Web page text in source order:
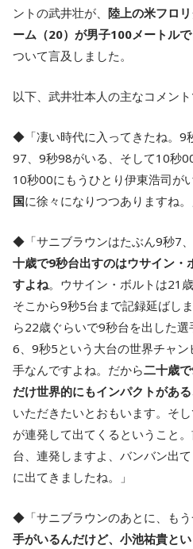
ントの武井壮が、 陸上の米フロ
ーム（20）が男子100メートル
ついて言及しました。
以下、武井壮本人の主なコメント
◆「凄い時代に入ってきたね。9
97、9秒98がいる、そして10秒
10秒00にもうひとり伊東浩司がい
国に徐々になりつつありますね。
◆「サニブラウンはたぶん9秒7、
十歳で9秒台出すのはウサイン・
すよね。ウサイン・ボルトは21
そこから9秒5台まで記録延ばし
ら22歳ぐらいで9秒台を出した
6、9秒5という大台の世界チャ
手なんですよね。だから二十歳
だけ世界的にもインパクトがあ
いただきたいとおもいます。そ
が連発して出てくるということ
台、連発しますよ、バンバン出
に出てきましたね。」
◆「サニブラウンのあとに、もう
手がいるんだけど、小池祐貴と